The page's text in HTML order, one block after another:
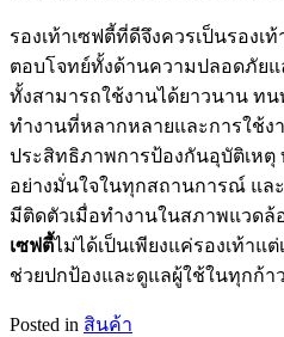
รองเท้าเซฟตี้ที่ดีจึงควรเป็นรอง
ตอบโจทย์ทั้งด้านความปลอดภัย
ทั้งสามารถใช้งานได้ยาวนาน ท
ทำงานที่หลากหลายและการใช้
ประสิทธิภาพการป้องกันอุบัติเหตุ
อย่างมั่นใจในทุกสถานการณ์ แล
มีติดตัวเมื่อทำงานในสภาพแวดล้
เซฟตี้ไม่ได้เป็นเพียงแค่รองเท้าแ
ช่วยปกป้องและดูแลผู้ใช้ในทุกก้า
Posted in สินค้า